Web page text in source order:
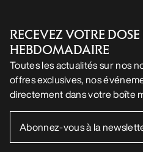
RECEVEZ VOTRE
HEBDOMADAIRE
Toutes les actualités sur nos
offres exclusives, nos
directement dans votre boîte